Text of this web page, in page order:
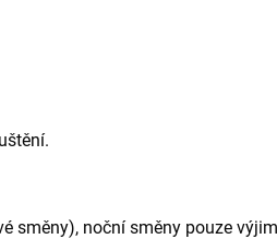
směny), noční směny pouze